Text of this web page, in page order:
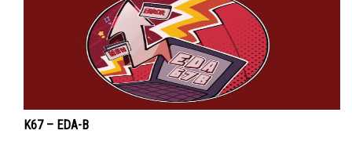
K67 – EDA-B